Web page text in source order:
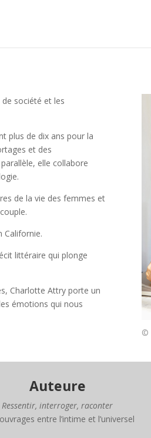
société et les
plus de dix ans pour la
et des
elle collabore
de la vie des femmes et
Californie.
littéraire qui plonge
Charlotte Attry porte un
émotions qui nous
©
Auteure
Ressentir, interroger, raconter
entre l’intime et l’universel